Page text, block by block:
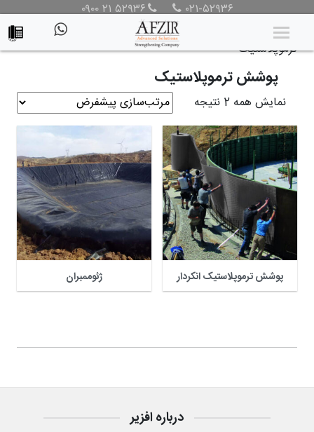
۰۲۱-۵۲۹۳۶
۰۹۰۰ ۲۱ ۵۲۹۳۶
محصولات
پوشش حفاظتی
ترموپلاستیک
پوشش ترموپلاستیک
نمایش همه 2 نتیجه
پوشش ترموپلاستیک انکردار ژئوممبران
درباره افزیر